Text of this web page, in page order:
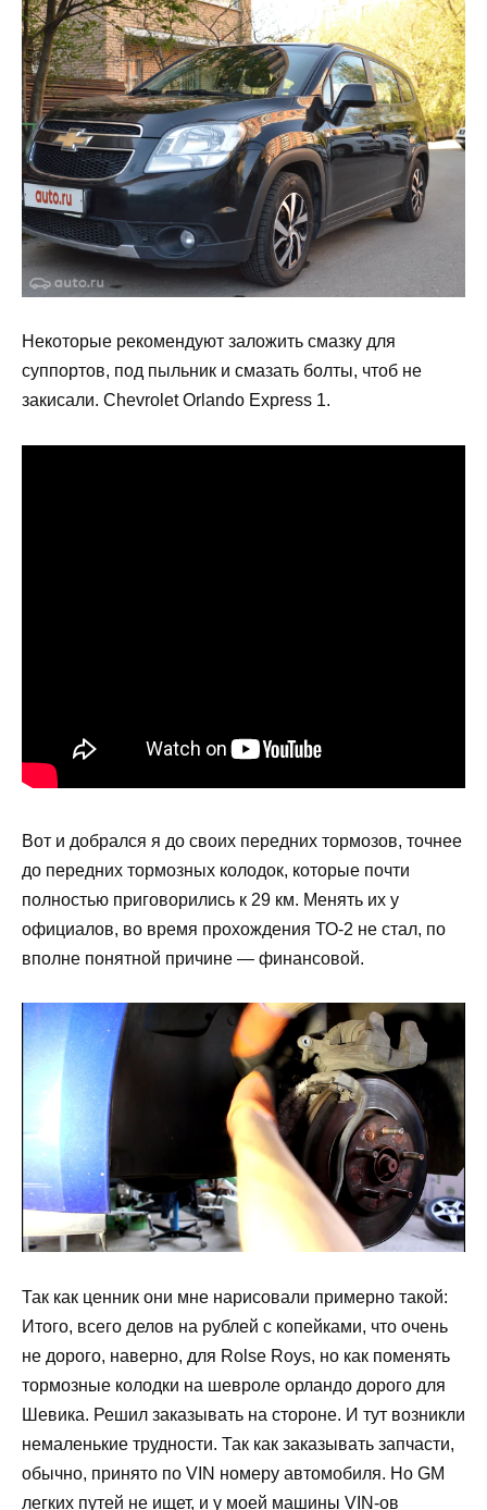
Некоторые рекомендуют заложить смазку для
суппортов, под пыльник и смазать болты, чтоб не
закисали. Chevrolet Orlando Express 1.
Вот и добрался я до своих передних тормозов, точнее
до передних тормозных колодок, которые почти
полностью приговорились к 29 км. Менять их у
официалов, во время прохождения ТО-2 не стал, по
вполне понятной причине — финансовой.
Так как ценник они мне нарисовали примерно такой:
Итого, всего делов на рублей с копейками, что очень
не дорого, наверно, для Rolse Roys, но как поменять
тормозные колодки на шевроле орландо дорого для
Шевика. Решил заказывать на стороне. И тут возникли
немаленькие трудности. Так как заказывать запчасти,
обычно, принято по VIN номеру автомобиля. Но GM
легких путей не ищет, и у моей машины VIN-ов